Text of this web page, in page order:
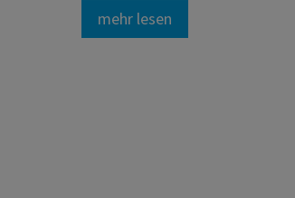
mehr lesen